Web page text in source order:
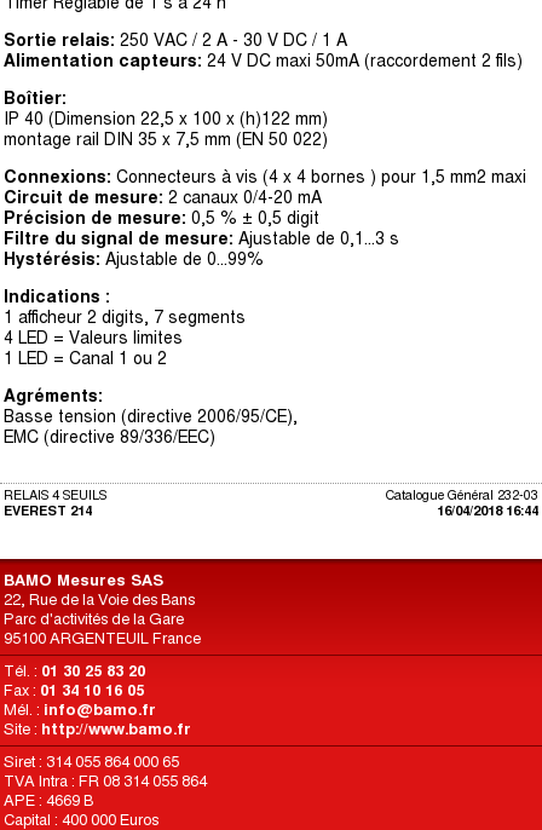
Sortie relais: 250 VAC / 2 A - 30 V DC / 1 A
Alimentation capteurs: 24 V DC maxi 50mA (raccordement 2 fils)
Boîtier:
IP 40 (Dimension 22,5 x 100 x (h)122 mm)
montage rail DIN 35 x 7,5 mm (EN 50 022)
Connexions: Connecteurs à vis (4 x 4 bornes ) pour 1,5 mm2 maxi
Circuit de mesure: 2 canaux 0/4-20 mA
Précision de mesure: 0,5 % ± 0,5 digit
Filtre du signal de mesure: Ajustable de 0,1...3 s
Hystérésis: Ajustable de 0...99%
Indications :
1 afficheur 2 digits, 7 segments
4 LED = Valeurs limites
1 LED = Canal 1 ou 2
Agréments:
Basse tension (directive 2006/95/CE),
EMC (directive 89/336/EEC)
Catalogue Général 232-03
16/04/2018 16:44
RELAIS 4 SEUILS
EVEREST 214
BAMO Mesures SAS
22, Rue de la Voie des Bans
Parc d'activités de la Gare
95100 ARGENTEUIL France
Tél. : 01 30 25 83 20
Fax : 01 34 10 16 05
Mél. : info@bamo.fr
Site : http://www.bamo.fr
Siret : 314 055 864 000 65
TVA Intra : FR 08 314 055 864
APE : 4669 B
Capital : 400 000 Euros